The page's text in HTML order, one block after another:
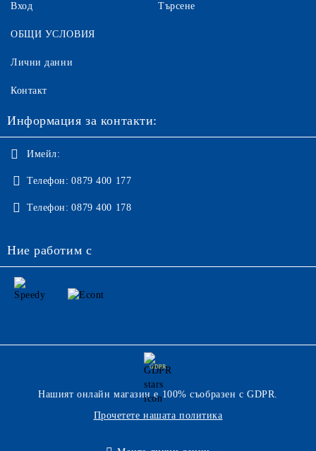
Вход Търсене
ОБЩИ УСЛОВИЯ
Лични данни
Контакт
Информация за контакти:
Имейл:
Телефон: 0879 400 177
Телефон: 0879 400 178
Ние работим с
GDPR
Нашият онлайн магазин е 100% съобразен с GDPR.
Прочетете нашата политика